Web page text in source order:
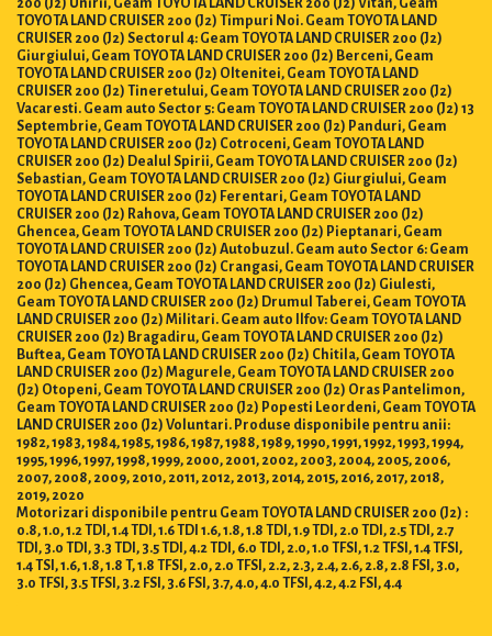
TOYOTA LAND CRUISER 200 (J2) Timpuri Noi. Geam TOYOTA LAND
CRUISER 200 (J2) Sectorul 4: Geam TOYOTA LAND CRUISER 200 (J2)
Giurgiului, Geam TOYOTA LAND CRUISER 200 (J2) Berceni, Geam
TOYOTA LAND CRUISER 200 (J2) Oltenitei, Geam TOYOTA LAND
CRUISER 200 (J2) Tineretului, Geam TOYOTA LAND CRUISER 200 (J2)
Vacaresti. Geam auto Sector 5: Geam TOYOTA LAND CRUISER 200 (J2) 13
Septembrie, Geam TOYOTA LAND CRUISER 200 (J2) Panduri, Geam
TOYOTA LAND CRUISER 200 (J2) Cotroceni, Geam TOYOTA LAND
CRUISER 200 (J2) Dealul Spirii, Geam TOYOTA LAND CRUISER 200 (J2)
Sebastian, Geam TOYOTA LAND CRUISER 200 (J2) Giurgiului, Geam
TOYOTA LAND CRUISER 200 (J2) Ferentari, Geam TOYOTA LAND
CRUISER 200 (J2) Rahova, Geam TOYOTA LAND CRUISER 200 (J2)
Ghencea, Geam TOYOTA LAND CRUISER 200 (J2) Pieptanari, Geam
TOYOTA LAND CRUISER 200 (J2) Autobuzul. Geam auto Sector 6: Geam
TOYOTA LAND CRUISER 200 (J2) Crangasi, Geam TOYOTA LAND CRUISER
200 (J2) Ghencea, Geam TOYOTA LAND CRUISER 200 (J2) Giulesti,
Geam TOYOTA LAND CRUISER 200 (J2) Drumul Taberei, Geam TOYOTA
LAND CRUISER 200 (J2) Militari. Geam auto Ilfov: Geam TOYOTA LAND
CRUISER 200 (J2) Bragadiru, Geam TOYOTA LAND CRUISER 200 (J2)
Buftea, Geam TOYOTA LAND CRUISER 200 (J2) Chitila, Geam TOYOTA
LAND CRUISER 200 (J2) Magurele, Geam TOYOTA LAND CRUISER 200
(J2) Otopeni, Geam TOYOTA LAND CRUISER 200 (J2) Oras Pantelimon,
Geam TOYOTA LAND CRUISER 200 (J2) Popesti Leordeni, Geam TOYOTA
LAND CRUISER 200 (J2) Voluntari. Produse disponibile pentru anii:
1982, 1983, 1984, 1985, 1986, 1987, 1988, 1989, 1990, 1991, 1992, 1993, 1994,
1995, 1996, 1997, 1998, 1999, 2000, 2001, 2002, 2003, 2004, 2005, 2006,
2007, 2008, 2009, 2010, 2011, 2012, 2013, 2014, 2015, 2016, 2017, 2018,
2019, 2020
Motorizari disponibile pentru Geam TOYOTA LAND CRUISER 200 (J2) :
0.8, 1.0, 1.2 TDI, 1.4 TDI, 1.6 TDI 1.6, 1.8, 1.8 TDI, 1.9 TDI, 2.0 TDI, 2.5 TDI, 2.7
TDI, 3.0 TDI, 3.3 TDI, 3.5 TDI, 4.2 TDI, 6.0 TDI, 2.0, 1.0 TFSI, 1.2 TFSI, 1.4 TFSI,
1.4 TSI, 1.6, 1.8, 1.8 T, 1.8 TFSI, 2.0, 2.0 TFSI, 2.2, 2.3, 2.4, 2.6, 2.8, 2.8 FSI, 3.0,
3.0 TFSI, 3.5 TFSI, 3.2 FSI, 3.6 FSI, 3.7, 4.0, 4.0 TFSI, 4.2, 4.2 FSI, 4.4